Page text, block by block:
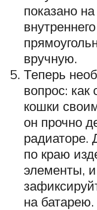
показано
вручную.
Теперь
вопрос: как
кошки
он прочно
радиаторе.
по краю
элементы,
на батарею.